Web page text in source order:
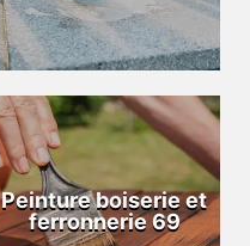
Peinture boiserie et
ferronnerie 69